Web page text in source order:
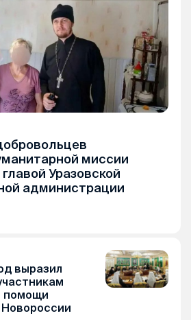
миссии
Уразовской
администрации
выразил
помощи